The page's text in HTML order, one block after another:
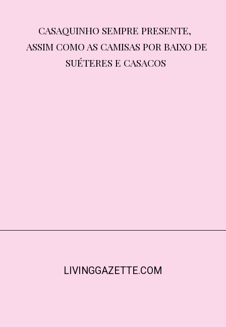
CASAQUINHO SEMPRE PRESENTE,
ASSIM COMO AS CAMISAS POR BAIXO DE
SUÉTERES E CASACOS
CASAQUINHO SEMPRE PRESENTE,
ASSIM COMO AS CAMISAS POR BAIXO DE
SUÉTERES E CASACOS
LIVINGGAZETTE.COM